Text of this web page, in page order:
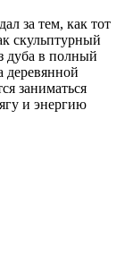
за тем, как тот
скульптурный
дуба в полный
деревянной
заниматься
и энергию